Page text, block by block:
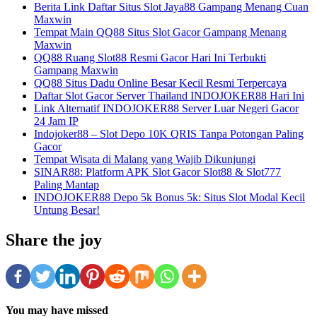
Berita Link Daftar Situs Slot Jaya88 Gampang Menang Cuan
Maxwin
Tempat Main QQ88 Situs Slot Gacor Gampang Menang
Maxwin
QQ88 Ruang Slot88 Resmi Gacor Hari Ini Terbukti
Gampang Maxwin
QQ88 Situs Dadu Online Besar Kecil Resmi Terpercaya
Daftar Slot Gacor Server Thailand INDOJOKER88 Hari Ini
Link Alternatif INDOJOKER88 Server Luar Negeri Gacor
24 Jam IP
Indojoker88 – Slot Depo 10K QRIS Tanpa Potongan Paling
Gacor
Tempat Wisata di Malang yang Wajib Dikunjungi
SINAR88: Platform APK Slot Gacor Slot88 & Slot777
Paling Mantap
INDOJOKER88 Depo 5k Bonus 5k: Situs Slot Modal Kecil
Untung Besar!
Share the joy
You may have missed